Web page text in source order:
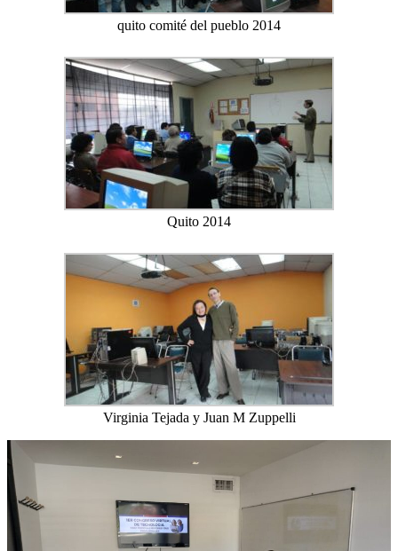
quito comité del pueblo 2014
Quito 2014
Virginia Tejada y Juan M Zuppelli